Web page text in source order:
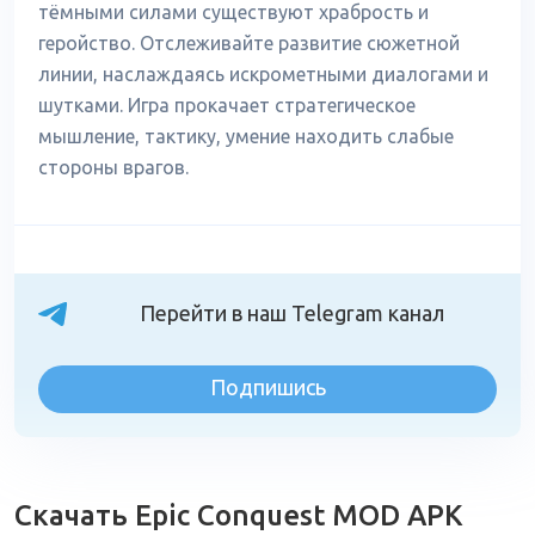
тёмными силами существуют храбрость и
геройство. Отслеживайте развитие сюжетной
линии, наслаждаясь искрометными диалогами и
шутками. Игра прокачает стратегическое
мышление, тактику, умение находить слабые
стороны врагов.
Перейти в наш Telegram канал
Подпишись
Скачать Epic Conquest MOD APK